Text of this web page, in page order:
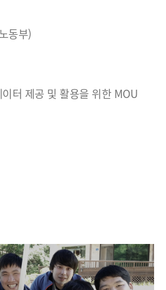
동부)
터 제공 및 활용을 위한 MOU